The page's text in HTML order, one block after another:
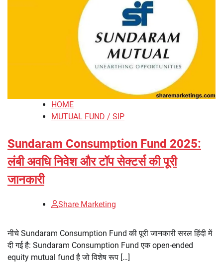
HOME
MUTUAL FUND / SIP
Sundaram Consumption Fund 2025:
लंबी अवधि निवेश और टॉप सेक्टर्स की पूरी
जानकारी
Share Marketing
नीचे Sundaram Consumption Fund की पूरी जानकारी सरल हिंदी में
दी गई है: Sundaram Consumption Fund एक open-ended
equity mutual fund है जो विशेष रूप […]